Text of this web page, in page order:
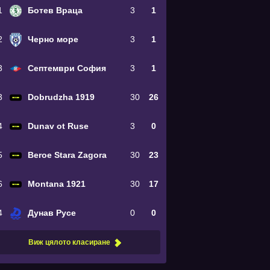
Ботев Враца 3 1
Черно море 3 1
Септември София 3 1
Dobrudzha 1919 30 26
Dunav ot Ruse 3 0
Beroe Stara Zagora 30 23
Montana 1921 30 17
Дунав Русе 0 0
Виж цялото класиране